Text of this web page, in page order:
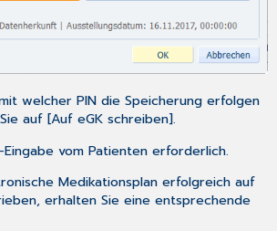
welcher PIN die Speicherung erfolgen
auf [Auf eGK schreiben].
vom Patienten erforderlich.
Medikationsplan erfolgreich auf
erhalten Sie eine entsprechende